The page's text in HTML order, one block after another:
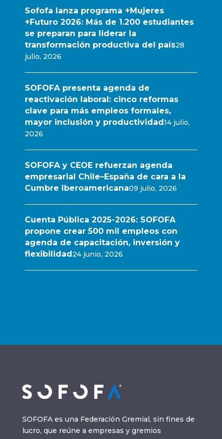
Sofofa lanza programa +Mujeres
+Futuro 2026: Más de 1.200 estudiantes
se preparan para liderar la
transformación productiva del país28
julio, 2026
SOFOFA presenta agenda de
reactivación laboral: cinco reformas
clave para más empleos formales,
mayor inclusión y productividad14 julio,
2026
SOFOFA y CEOE refuerzan agenda
empresarial Chile–España de cara a la
Cumbre Iberoamericana09 julio, 2026
Cuenta Pública 2025-2026: SOFOFA
propone crear 500 mil empleos con
agenda de capacitación, inversión y
flexibilidad24 junio, 2026
SOFOFA es una Federación Gremial, sin fines de
lucro, que reúne a empresas y gremios